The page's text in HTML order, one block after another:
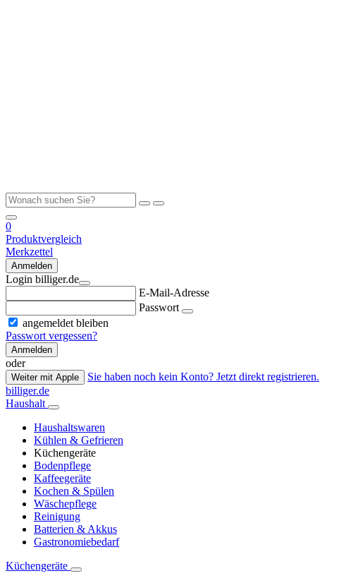
0
Produktvergleich
Merkzettel
Anmelden
Login billiger.de
E-Mail-Adresse
Passwort
angemeldet bleiben
Passwort vergessen?
Anmelden
oder
Weiter mit Apple
Sie haben noch kein Konto? Jetzt direkt registrieren.
billiger.de
Haushalt
Haushaltswaren
Kühlen & Gefrieren
Küchengeräte
Bodenpflege
Kaffeegeräte
Kochen & Spülen
Wäschepflege
Reinigung
Batterien & Akkus
Gastronomiebedarf
Küchengeräte